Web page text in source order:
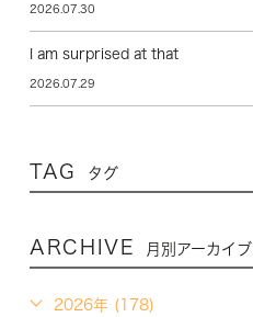
2026.07.30
I am surprised at that
2026.07.29
TAG タグ
ARCHIVE 月別アーカイブ
2026年 (178)